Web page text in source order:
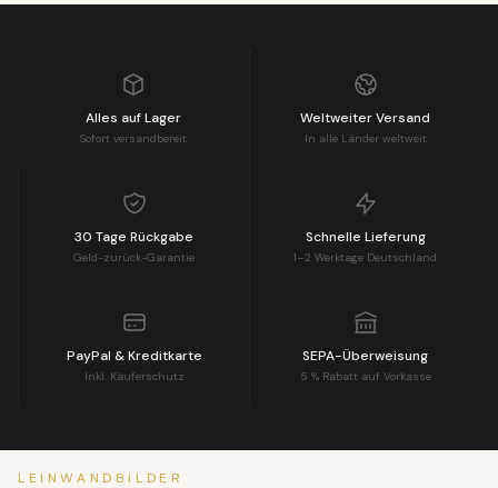
Alles auf Lager
Sofort versandbereit
Weltweiter Versand
In alle Länder weltweit
30 Tage Rückgabe
Geld-zurück-Garantie
Schnelle Lieferung
1–2 Werktage Deutschland
PayPal & Kreditkarte
Inkl. Käuferschutz
SEPA-Überweisung
5 % Rabatt auf Vorkasse
LEINWANDBILDER